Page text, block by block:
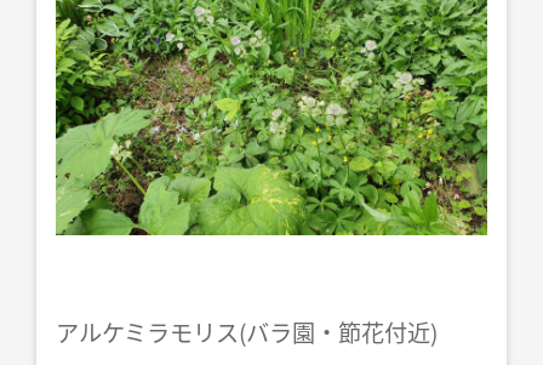
アルケミラモリス(バラ園・節花付近)